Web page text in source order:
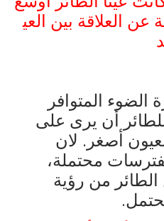
العلاقة بين العي
الضوء المتوافر
أن يرى على
أصغر. لان
محتملة،
من رؤية